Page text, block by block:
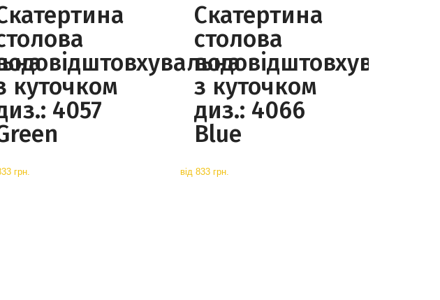
куточком
4057
грн.
Скатертина
столова
водовідштовхувальна
з куточком
диз.: 4066
Blue
від 833 грн.